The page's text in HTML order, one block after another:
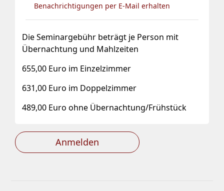
Benachrichtigungen per E-Mail erhalten
Die Seminargebühr beträgt je Person mit
Übernachtung und Mahlzeiten
655,00 Euro im Einzelzimmer
631,00 Euro im Doppelzimmer
489,00 Euro ohne Übernachtung/Frühstück
Anmelden